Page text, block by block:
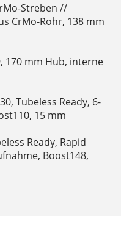
Streben //
CrMo-Rohr, 138 mm
170 mm Hub, interne
Tubeless Ready, 6-
15 mm
Ready, Rapid
Boost148,